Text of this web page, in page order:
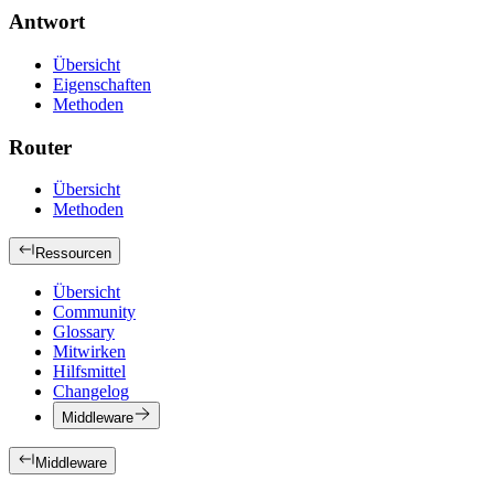
Antwort
Übersicht
Eigenschaften
Methoden
Router
Übersicht
Methoden
Ressourcen
Übersicht
Community
Glossary
Mitwirken
Hilfsmittel
Changelog
Middleware
Middleware